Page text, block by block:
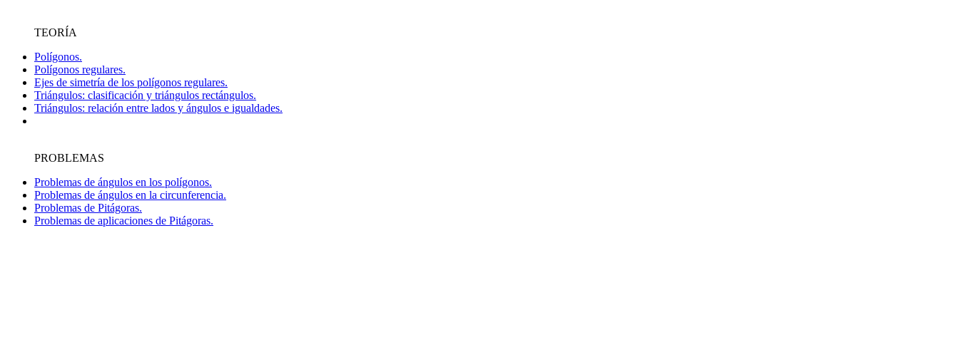
TEORÍA
Polígonos.
Polígonos regulares.
Ejes de simetría de los polígonos regulares.
Triángulos: clasificación y triángulos rectángulos.
Triángulos: relación entre lados y ángulos e igualdades.
PROBLEMAS
Problemas de ángulos en los polígonos.
Problemas de ángulos en la circunferencia.
Problemas de Pitágoras.
Problemas de aplicaciones de Pitágoras.